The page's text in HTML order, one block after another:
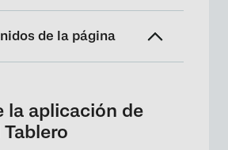
de la página
filtros del Tablero
listas de Atributo extensas
la aplicación de